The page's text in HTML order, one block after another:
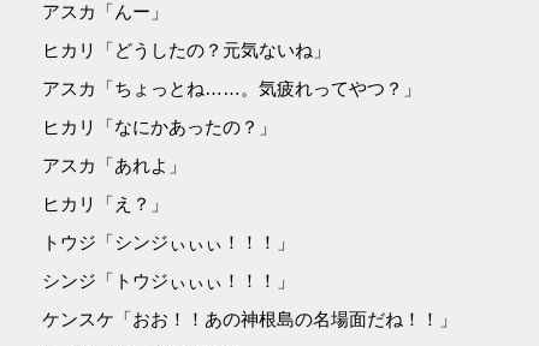
アスカ「んー」
ヒカリ「どうしたの？元気ないね」
アスカ「ちょっとね……。気疲れってやつ？」
ヒカリ「なにかあったの？」
アスカ「あれよ」
ヒカリ「え？」
トウジ「シンジぃぃぃ！！！」
シンジ「トウジぃぃぃ！！！」
ケンスケ「おお！！あの神根島の名場面だね！！」